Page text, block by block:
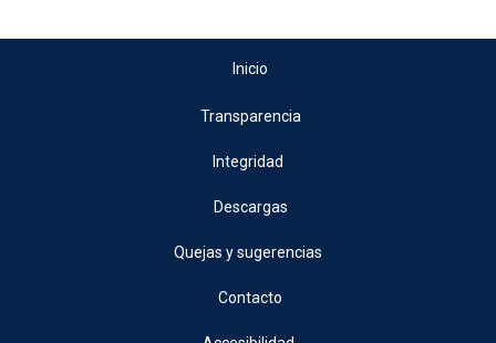
Inicio
Transparencia
Integridad
Descargas
Quejas y sugerencias
Contacto